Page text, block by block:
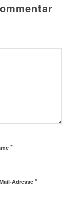
*
Adresse*